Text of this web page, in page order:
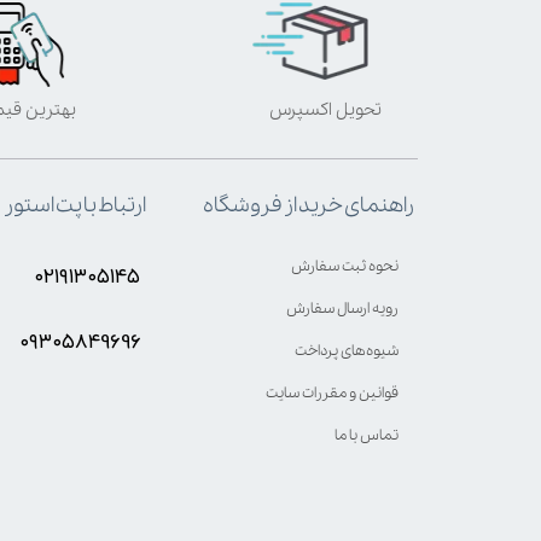
تحویل اکسپرس بهترین
راهنمای خرید از فروشگاه
نحوه ثبت سفارش
رویه ارسال سفارش
شیوه‌های پرداخت
قوانین و مقررات سایت
تماس با ما
ارتباط با پت استور
۰۲۱۹۱۳۰۵۱۴۵
۰۹۳۰۵8۴9696